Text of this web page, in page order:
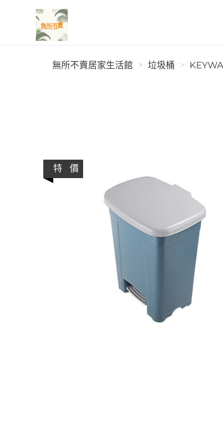
無所不賣居家生活館
無所不賣居家生活館
垃圾桶
特 價